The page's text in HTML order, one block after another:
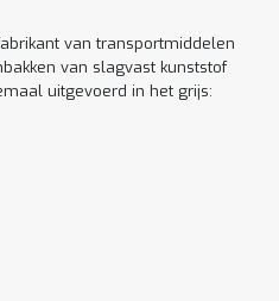
van transportmiddelen
van slagvast kunststof
uitgevoerd in het grijs: